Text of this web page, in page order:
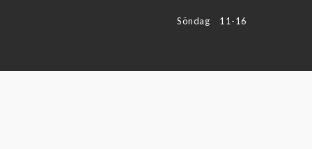
Söndag 11-16